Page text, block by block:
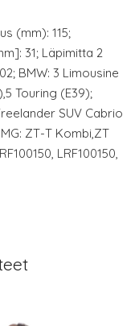
(mm): 115;
31; Läpimitta 2
BMW: 3 Limousine
Touring (E39);
SUV Cabrio
ZT-T Kombi,ZT
LRF100150,